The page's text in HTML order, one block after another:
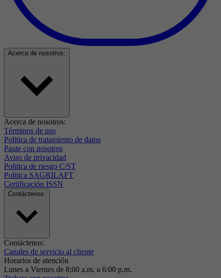
Acerca de nosotros:
Acerca de nosotros:
Términos de uso
Politica de tratamiento de datos
Paute con nosotros
Aviso de privacidad
Politica de riesgo C/ST
Politica SAGRILAFT
Certificación ISSN
Contáctenos:
Contáctenos:
Canales de servicio al cliente
Horarios de atención
Lunes a Viernes de 8:00 a.m. a 6:00 p.m.